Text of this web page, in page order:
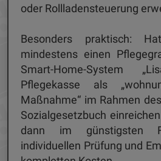
oder Rollladensteuerung
Besonders praktisch:
mindestens einen
Smart-Home-System
Pflegekasse als
Maßnahme“ im Rahmen
Sozialgesetzbuch
dann im günstigsten
individuellen Prüfung und